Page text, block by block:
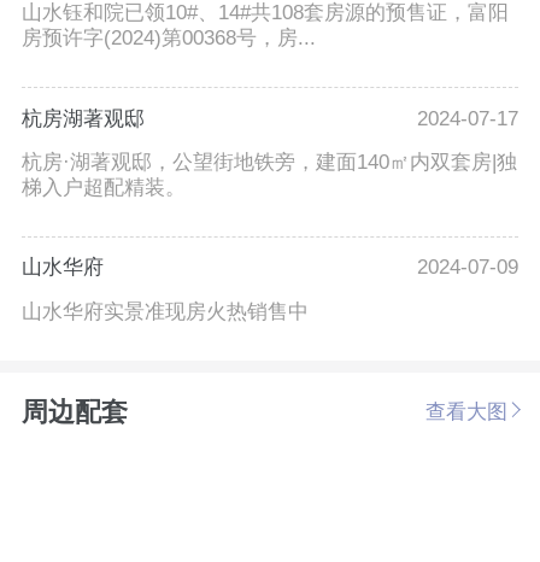
山水钰和院已领10#、14#共108套房源的预售证，富阳
房预许字(2024)第00368号，房...
杭房湖著观邸
2024-07-17
杭房·湖著观邸，公望街地铁旁，建面140㎡内双套房|独
梯入户超配精装。
山水华府
2024-07-09
山水华府实景准现房火热销售中
周边配套 查看大图